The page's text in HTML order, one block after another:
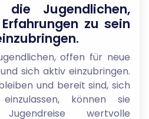
die Jugendlichen,
zu sein
offen für neue
sich aktiv einzubringen.
und bereit sind, sich
können sie
wertvolle